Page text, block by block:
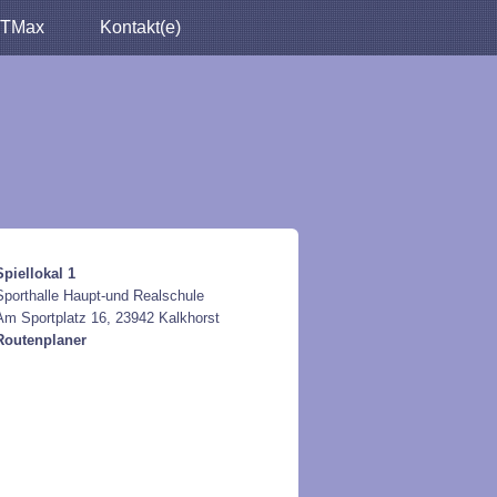
Kontakt(e)
1
Haupt-und Realschule
Sportplatz 16, 23942 Kalkhorst